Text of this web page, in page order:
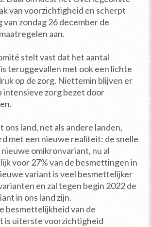
van voorzichtigheid en scherpt
van zondag 26 december de
aan.
stelt vast dat het aantal
teruggevallen met ook een lichte
op de zorg. Niettemin blijven er
intensieve zorg bezet door
ons land, net als andere landen,
met een nieuwe realiteit: de snelle
nieuwe omikronvariant, nu al
voor 27% van de besmettingen in
variant is veel besmettelijker
en zal tegen begin 2022 de
in ons land zijn.
besmettelijkheid van de
is uiterste voorzichtigheid